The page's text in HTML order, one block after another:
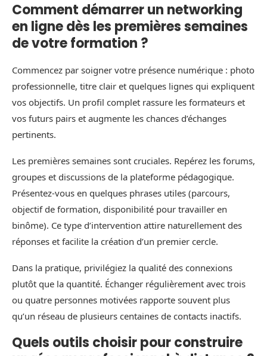
Comment démarrer un networking
en ligne dès les premières semaines
de votre formation ?
Commencez par soigner votre présence numérique : photo
professionnelle, titre clair et quelques lignes qui expliquent
vos objectifs. Un profil complet rassure les formateurs et
vos futurs pairs et augmente les chances d’échanges
pertinents.
Les premières semaines sont cruciales. Repérez les forums,
groupes et discussions de la plateforme pédagogique.
Présentez-vous en quelques phrases utiles (parcours,
objectif de formation, disponibilité pour travailler en
binôme). Ce type d’intervention attire naturellement des
réponses et facilite la création d’un premier cercle.
Dans la pratique, privilégiez la qualité des connexions
plutôt que la quantité. Échanger régulièrement avec trois
ou quatre personnes motivées rapporte souvent plus
qu’un réseau de plusieurs centaines de contacts inactifs.
Quels outils choisir pour construire